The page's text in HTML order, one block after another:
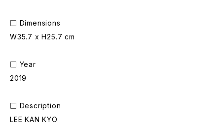
□ Dimensions
W35.7 x H25.7 cm
□ Year
2019
□ Description
LEE KAN KYO